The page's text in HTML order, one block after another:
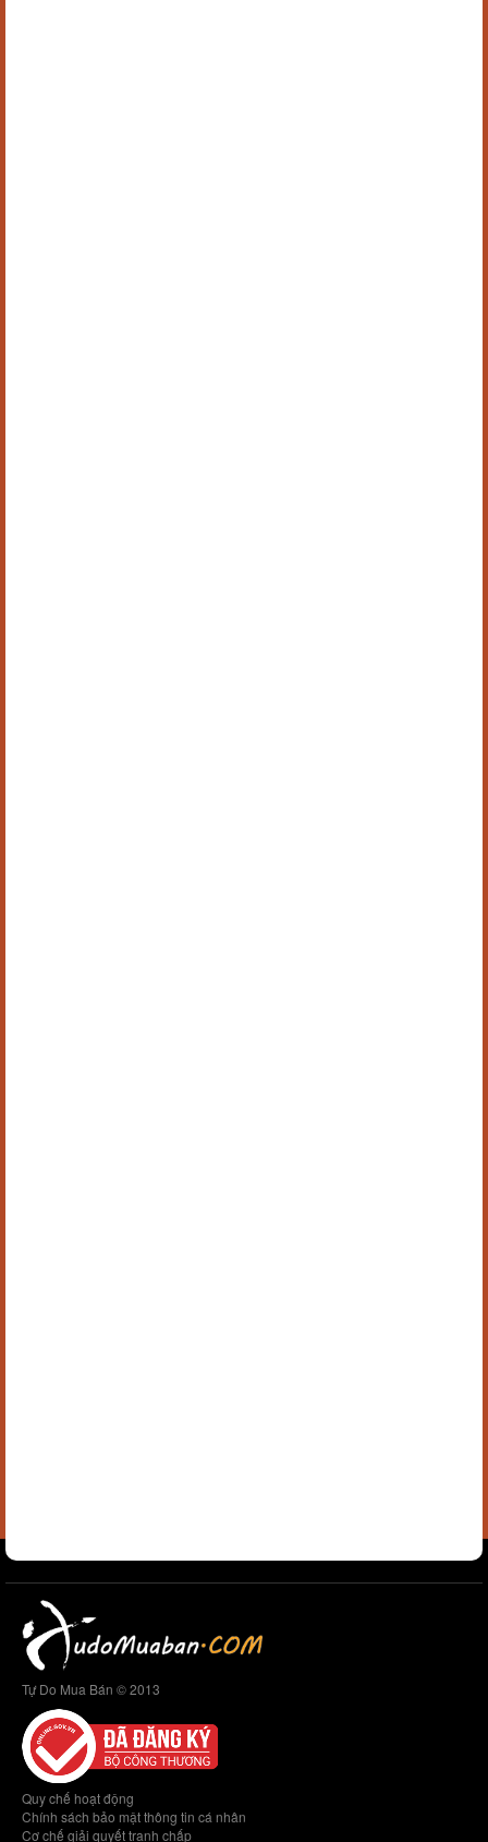
Tự Do Mua Bán © 2013
Quy chế hoạt động
Chính sách bảo mật thông tin cá nhân
Cơ chế giải quyết tranh chấp